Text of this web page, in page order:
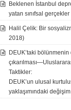
Beklenen İstanbul
yatan sınıfsal gerçekler
Halil Çelik: Bir
2018)
DEUK’taki
Taktikler:
DEUK’un ulusal
yaklaşımındaki değişim